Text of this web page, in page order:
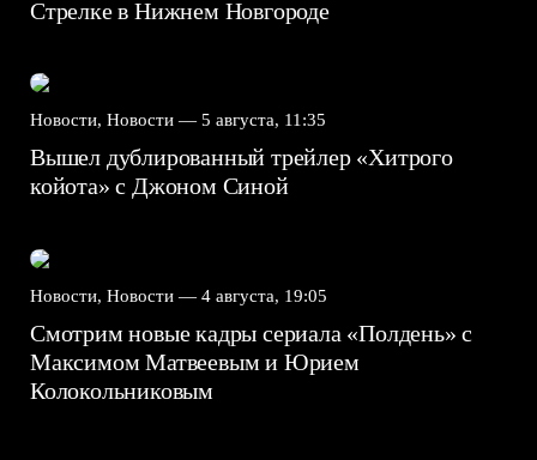
Стрелке в Нижнем Новгороде
Новости, Новости — 5 августа, 11:35
Вышел дублированный трейлер «Хитрого
койота» с Джоном Синой
Новости, Новости — 4 августа, 19:05
Смотрим новые кадры сериала «Полдень» с
Максимом Матвеевым и Юрием
Колокольниковым